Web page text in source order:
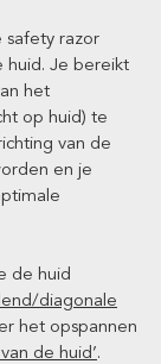
safety razor
huid. Je bereikt
het
op huid) te
van de
en je
de huid
diagonale
het opspannen
de huid’.